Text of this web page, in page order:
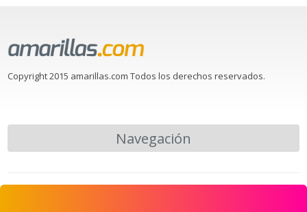
Copyright 2015 amarillas.com Todos los derechos reservados.
Navegación